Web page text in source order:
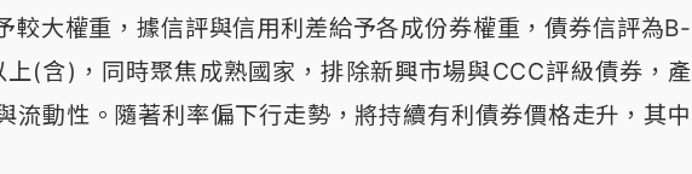
較大權重，據信評與信用利差給予各成份券權重，債券信評為B-
(含)，同時聚焦成熟國家，排除新興市場與CCC評級債券，產
流動性。隨著利率偏下行走勢，將持續有利債券價格走升，其中